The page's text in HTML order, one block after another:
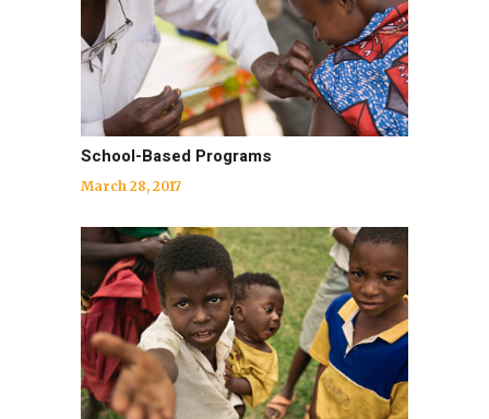
School-Based Programs
March 28, 2017